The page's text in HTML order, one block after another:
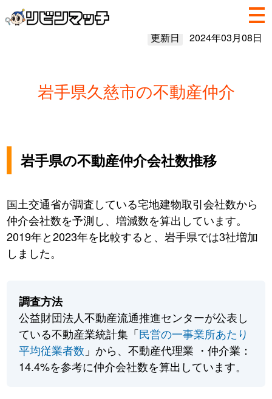
更新日 2024年03月08日
岩手県久慈市の不動産仲介
岩手県の不動産仲介会社数推移
国土交通省が調査している宅地建物取引会社数から
仲介会社数を予測し、増減数を算出しています。
2019年と2023年を比較すると、岩手県では3社増加
しました。
調査方法
公益財団法人不動産流通推進センターが公表し
ている不動産業統計集「民営の一事業所あたり
平均従業者数 」から、不動産代理業 ・仲介業：
14.4%を参考に仲介会社数を算出しています。